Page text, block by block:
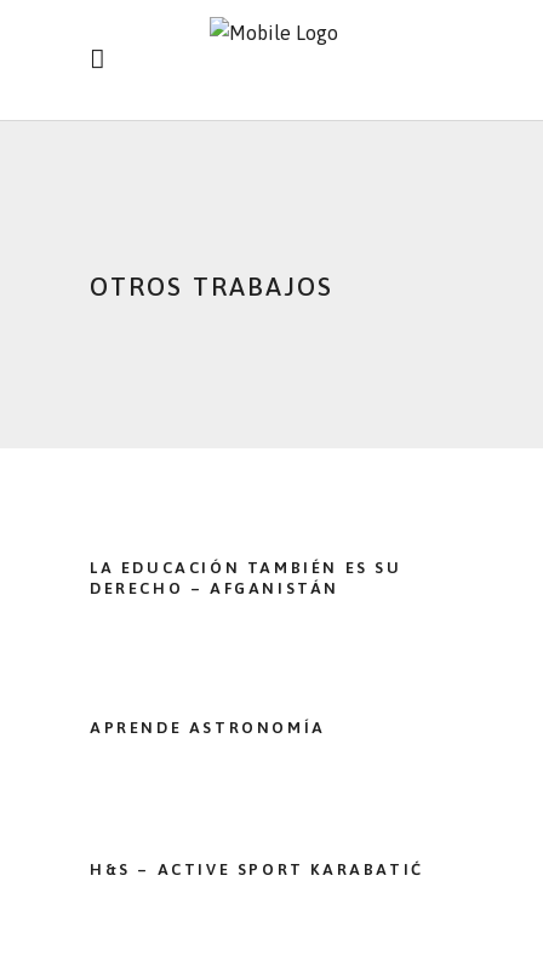
OTROS TRABAJOS
LA EDUCACIÓN TAMBIÉN ES SU
DERECHO – AFGANISTÁN
APRENDE ASTRONOMÍA
H&S – ACTIVE SPORT KARABATIĆ